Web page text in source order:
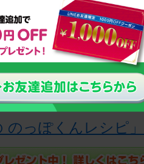
らす
ムが味の決め手で
や裏ごし器を使っ
のっぽくんレシピ